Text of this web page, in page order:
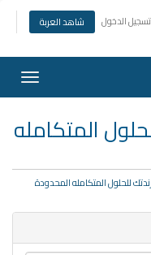
تسجيل الدخول شاهد العربة
المتكامله
للحلول المتكامله المحدودة